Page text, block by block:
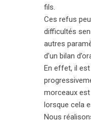
fils.
Ces refus
difficultés
autres
d’un bilan
En effet, il
morceaux est
lorsque cela
Nous